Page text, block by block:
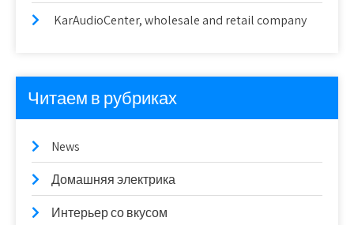
KarAudioCenter, wholesale and retail company
Читаем в рубриках
News
Домашняя электрика
Интерьер со вкусом